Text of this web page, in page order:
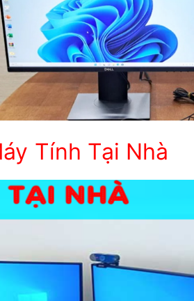
Tính Tại Nhà